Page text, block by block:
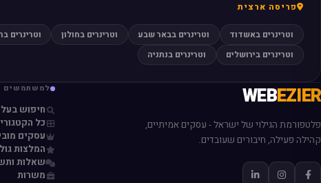
פריסה ארצית
וטרינרים באשדוד וטרינרים בבאר שבע וטרינרים בחולון
וטרינרים
וטרינרים בירושלים
וטרינרים בנתניה
WEBEZIER
פלטפורמת הגילוי של ישראל - עסקים אמיתיים,
קהילה פעילה, חיבורים שעובדים.
למשתמשים
חיפוש
כל
עסקים
המלצות
שאלות
משרות